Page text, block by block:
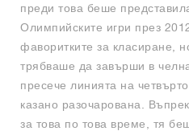
преди това беше
Олимпийските игри през
фаворитките за класиране,
трябваше да завърши в
пресече линията на
казано разочарована.
за това по това време, тя